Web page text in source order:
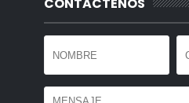
CONTACTENOS